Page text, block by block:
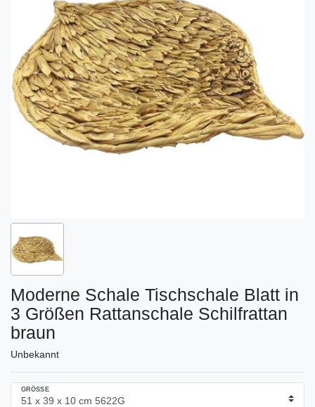
Moderne Schale Tischschale Blatt in
3 Größen Rattanschale Schilfrattan
braun
Unbekannt
GRÖSSE